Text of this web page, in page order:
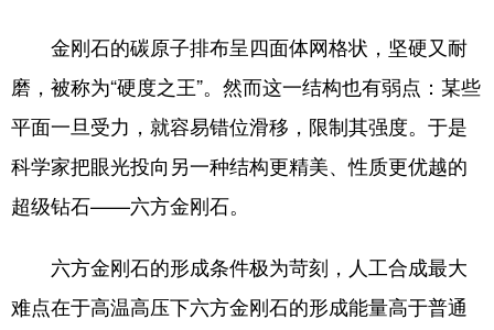
亚太网 上市公司 投教基地
地方频道
辽宁 吉林 上海 江苏
金刚石的碳原子排布呈四面体网格状，坚硬又耐
磨，被称为“硬度之王”。然而这一结构也有弱点：某些
平面一旦受力，就容易错位滑移，限制其强度。于是
科学家把眼光投向另一种结构更精美、性质更优越的
超级钻石——六方金刚石。
六方金刚石的形成条件极为苛刻，人工合成最大
难点在于高温高压下六方金刚石的形成能量高于普通